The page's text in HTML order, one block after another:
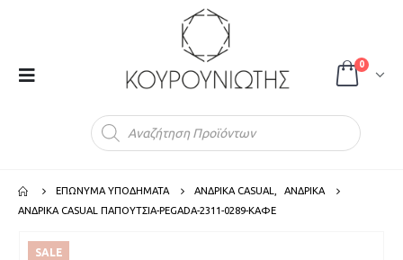
0
ΕΠΩΝΥΜΑ ΥΠΟΔΗΜΑΤΑ ΑΝΔΡΙΚΑ CASUAL
ΑΝΔΡΙΚΑ
ΑΝΔΡΙΚΑ CASUAL ΠΑΠΟΥΤΣΙΑ-PEGADA-2311-0289-ΚΑΦΕ
SALE